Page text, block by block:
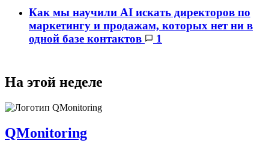
Как мы научили AI искать директоров по
маркетингу и продажам, которых нет ни в
одной базе контактов
1
На этой неделе
QMonitoring